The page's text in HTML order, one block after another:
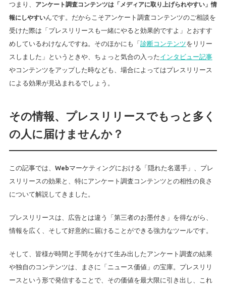
つまり、 アンケート調査コンテンツは「メディアに取り上げられやすい」情
報にしやすいんです。だからこそアンケート調査コンテンツのご相談を
受けた際は「プレスリリースも一緒にやると効果的ですよ」とおすす
めしているわけなんですね。そのほかにも「 診断コンテンツをリリー
スしました」というときや、ちょっと気合の入ったインタビュー記事
やコンテンツをアップした時なども、場合によってはプレスリリース
による効果が見込まれるでしょう。
その情報、プレスリリースでもっと多く
の人に届けませんか？
この記事では、Webマーケティングにおける「隠れた名選手」、プレ
スリリースの効果と、特にアンケート調査コンテンツとの相性の良さ
について解説してきました。
プレスリリースは、広告とは違う「第三者のお墨付き」を得ながら、
情報を広く、そして好意的に届けることができる強力なツールです。
そして、皆様が時間と手間をかけて生み出したアンケート調査の結果
や独自のコンテンツは、まさに「ニュース価値」の宝庫。プレスリリ
ースという形で発信することで、その価値を最大限に引き出し、これ